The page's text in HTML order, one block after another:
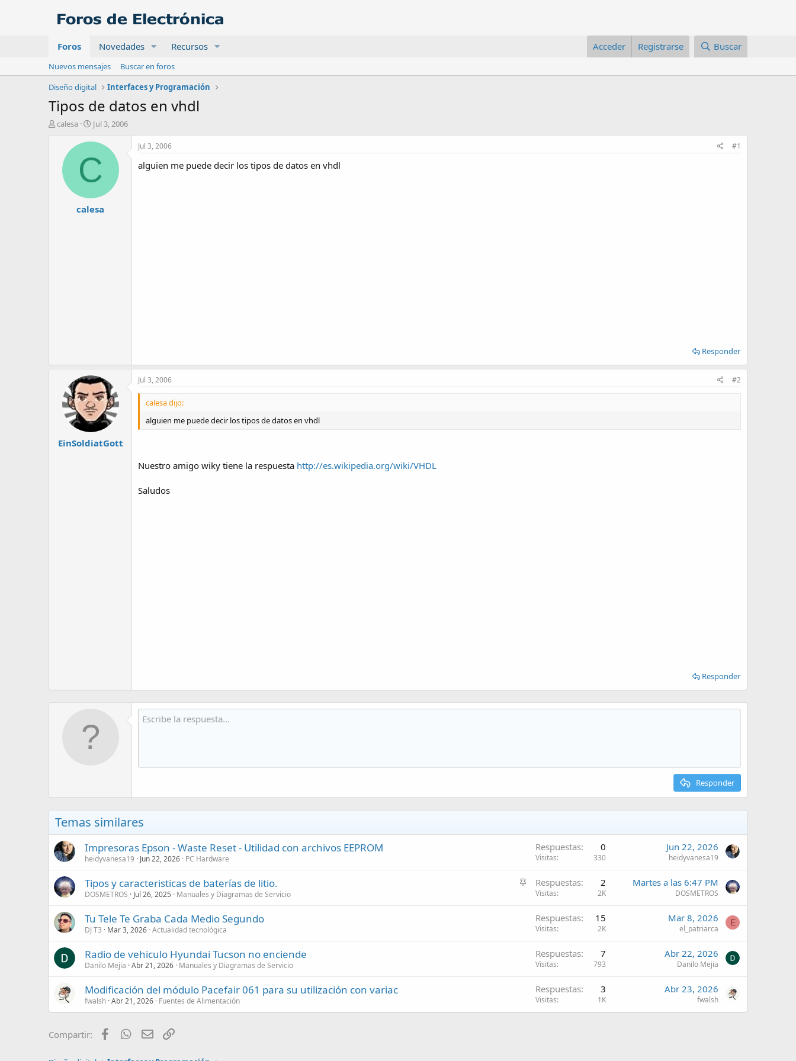
Foros Novedades Recursos Acceder Registrarse Buscar
Nuevos mensajes
Buscar en foros
Diseño digital
Interfaces y Programación
Tipos de datos en vhdl
A
calesa
F
c
h
d
i
n
Jul 3, 2006
C
calesa
Jul 3, 2006 #1
alguien me puede decir los tipos de datos en vhdl
Responder
EinSoldiatGott
Jul 3, 2006 #2
calesa dijo:
alguien me puede decir los tipos de datos en vhdl
Nuestro amigo wiky tiene la respuesta http://es.wikipedia.org/wiki/VHDL
Saludos
Responder
Responder
Temas similares
Impresoras Epson - Waste Reset - Utilidad con archivos EEPROM
heidyvanesa19 Jun 22, 2026 PC Hardware
Respuestas 0
Visitas 330
Jun 22, 2026
heidyvanesa19
A
Tipos y caracteristicas de baterías de litio.
DOSMETROS Jul 26, 2025 Manuales y Diagramas de Servicio
Respuestas 2
Visitas 2K
Martes a las 6:47 PM
DOSMETROS
Tu Tele Te Graba Cada Medio Segundo
DJ T3 Mar 3, 2026 Actualidad tecnológica
Respuestas 15
Visitas 2K
Mar 8, 2026
el_patriarca
E
Radio de vehiculo Hyundai Tucson no enciende
Danilo Mejia Abr 21, 2026 Manuales y Diagramas de Servicio
Respuestas 7
Visitas 793
Abr 22, 2026
Danilo Mejia
Modificación del módulo Pacefair 061 para su utilización con variac
fwalsh Abr 21, 2026 Fuentes de Alimentación
Respuestas 3
Visitas 1K
Abr 23, 2026
fwalsh
Compartir: FacebookWhatsApp
Email